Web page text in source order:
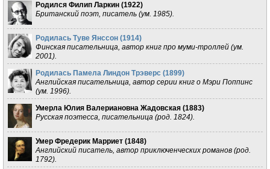
Родился Филип Ларкин (1922)
Британский поэт, писатель (ум. 1985).
Родилась Туве Янссон (1914)
Финская писательница, автор книг про муми-троллей (ум.
2001).
Родилась Памела Линдон Трэверс (1899)
Английская писательница, автор серии книг о Мэри Поппинс
(ум. 1996).
Умерла Юлия Валериановна Жадовская (1883)
Русская поэтесса, писательница (род. 1824).
Умер Фредерик Марриет (1848)
Английский писатель, автор приключенческих романов (род.
1792).